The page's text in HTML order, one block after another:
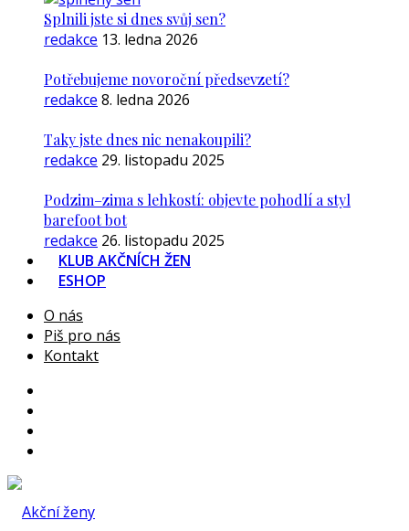
Splnili jste si dnes svůj sen?
redakce 13. ledna 2026
Potřebujeme novoroční předsevzetí?
redakce 8. ledna 2026
Taky jste dnes nic nenakoupili?
redakce 29. listopadu 2025
Podzim–zima s lehkostí: objevte pohodlí a styl
barefoot bot
redakce 26. listopadu 2025
KLUB AKČNÍCH ŽEN
ESHOP
O nás
Piš pro nás
Kontakt